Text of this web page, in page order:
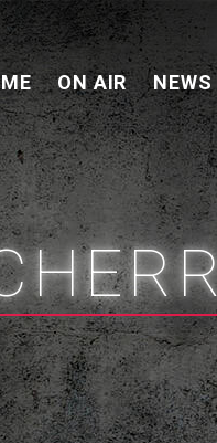
ON AIR NEWS